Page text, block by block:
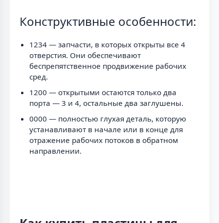
Конструктивные особенности:
1234 — запчасти, в которых открыты все 4
отверстия. Они обеспечивают
беспрепятственное продвижение рабочих
сред.
1200 — открытыми остаются только два
порта — 3 и 4, остальные два заглушены.
0000 — полностью глухая деталь, которую
устанавливают в начале или в конце для
отражение рабочих потоков в обратном
направлении.